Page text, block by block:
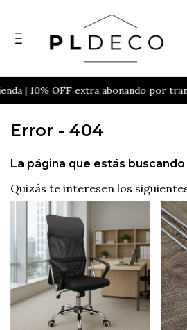
| 10% OFF extra abonando por
Error - 404
La página que estás
Quizás te interesen los